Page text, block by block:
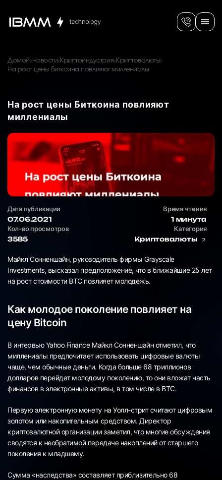
Домой Новости Криптоиндустрия Криптовалюты
На рост цены Биткоина повлияют миллениалы
На рост цены Биткоина повлияют
миллениалы
Дата публикации
07.06.2021
Время чтения
1 минута
Кол-во просмотров
3585
Категория
Криптовалюты
Майкл Сонненшайн, руководитель фирмы Grayscale
Investments, высказал предположение, что в ближайшие 25 лет
на рост стоимости BTC повлияет молодежь.
Как молодое поколение повлияет на
цену Bitcoin
В интервью Yahoo Finance Майкл Сонненшайн отметил, что
миллениалы предпочитает использовать цифровые валюты
чаще, чем обычные деньги. Когда больше 68 триллионов
долларов перейдет молодому поколению, то они вложат часть
финансов в электронные активы, в том числе в BTC.
Первую электронную монету на Уолл-стрит считают цифровым
золотом или накопительным средством. Директор
криптовалютной организации заметил, что многие обсуждения
сводятся к необратимой передаче накоплений от старшего
поколения к младшему.
Сумма «наследства» составляет приблизительно 68